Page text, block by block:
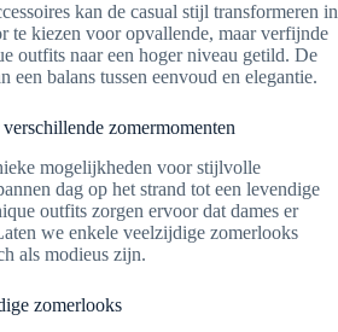
kan de casual stijl transformeren in
te kiezen voor opvallende, maar verfijnde
outfits naar een hoger niveau getild. De
een balans tussen eenvoud en elegantie.
zomermomenten
mogelijkheden voor stijlvolle
dag op het strand tot een levendige
outfits zorgen ervoor dat dames er
we enkele veelzijdige zomerlooks
als modieus zijn.
zomerlooks